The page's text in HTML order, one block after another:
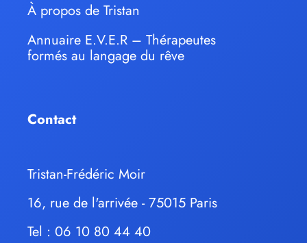
À propos de Tristan
Annuaire E.V.E.R – Thérapeutes
formés au langage du rêve
Contact
Tristan-Frédéric Moir
16, rue de l'arrivée - 75015 Paris
Tel : 06 10 80 44 40